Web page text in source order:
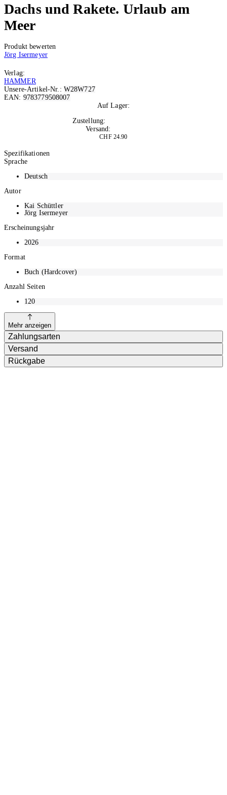
Dachs und Rakete. Urlaub am
Meer
Produkt bewerten
Jörg Isermeyer
Verlag:
HAMMER
Unsere-Artikel-Nr.: W28W727
EAN: 9783779508007
Auf Lager:
Zustellung:
Versand:
CHF 24.90
Spezifikationen
Sprache
Deutsch
Autor
Kai Schüttler
Jörg Isermeyer
Erscheinungsjahr
2026
Format
Buch (Hardcover)
Anzahl Seiten
120
Mehr anzeigen
Zahlungsarten
Versand
Rückgabe